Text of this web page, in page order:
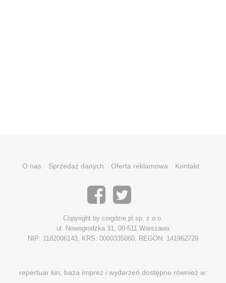
O nas Sprzedaż danych Oferta reklamowa Kontakt
Copyright by coigdzie.pl sp. z o.o.
ul. Nowogrodzka 31, 00-511 Warszawa
NIP: 1182006143, KRS: 0000335060, REGON: 141962729
repertuar kin, baza imprez i wydarzeń dostępne również w: